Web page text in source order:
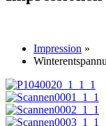
Impression »